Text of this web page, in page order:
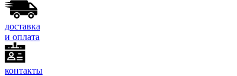
доставка
и оплата
контакты